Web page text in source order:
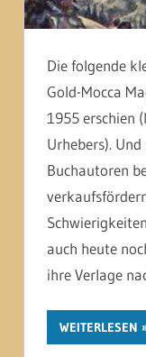
Die folgende
Gold-Mocca
1955 erschien
Urhebers).
Buchautoren
auch heute
ihre Verlage
WEITERLESEN